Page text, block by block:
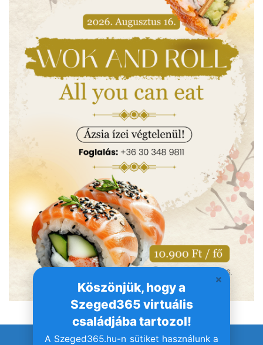
Köszönjük, hogy a
Szeged365 virtuális
családjába tartozol!
A Szeged365.hu-n sütiket használunk a